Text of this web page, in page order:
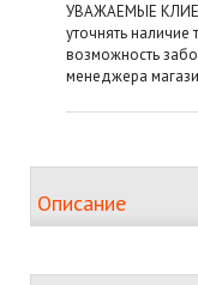
УВАЖАЕМЫЕ
уточнять наличие
возможность
менеджера
Описание